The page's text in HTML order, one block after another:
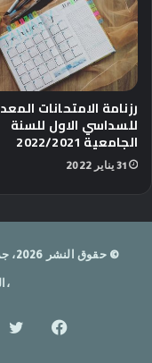
رزنامة الامتحانات
للسداسي الاول للسنة
الجامعية 2022/2021
31 يناير 2022
©
فيسبوك